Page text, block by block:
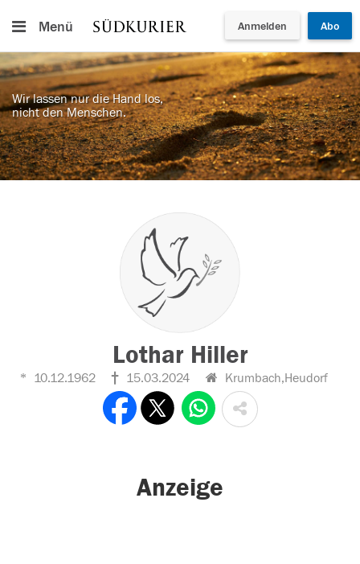
Menü Anmelden Abo
Wir lassen nur die Hand los,
nicht den Menschen.
Lothar Hiller
10.12.1962 15.03.2024 Krumbach,Heudorf
Anzeige